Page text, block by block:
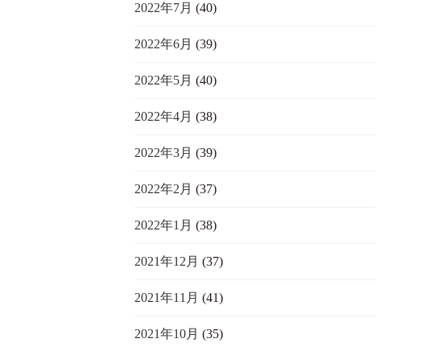
2022年7月 (40)
2022年6月 (39)
2022年5月 (40)
2022年4月 (38)
2022年3月 (39)
2022年2月 (37)
2022年1月 (38)
2021年12月 (37)
2021年11月 (41)
2021年10月 (35)